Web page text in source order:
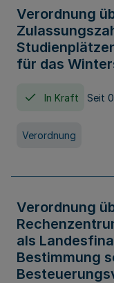
Verordnung
für das
In Kraft Seit
Verordnung
Verordnung
als
Bestimmung